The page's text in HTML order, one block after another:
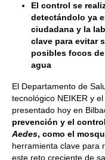
El control se
detectándolo ya
ciudadana y la
clave para evitar
posibles focos
agua
El Departamento de
tecnológico NEIKER y
presentado hoy en
prevención y el
Aedes, como el
herramienta clave para
este reto creciente de